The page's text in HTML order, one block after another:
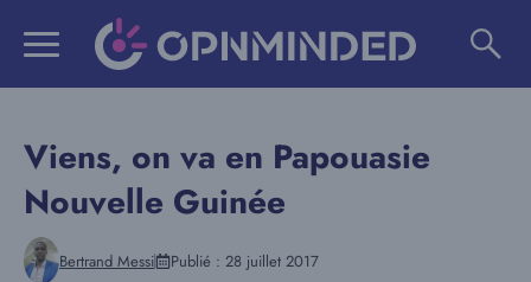
Viens, on va en Papouasie
Nouvelle Guinée
Bertrand Messi Publié : 28 juillet 2017